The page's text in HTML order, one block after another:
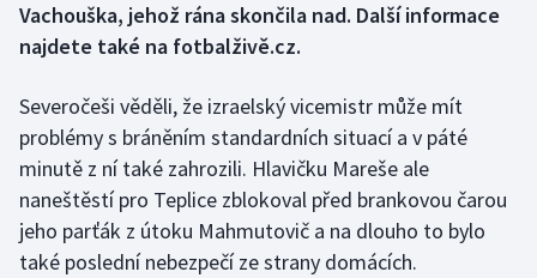
Jezdectví
Krasobruslení
Lezení
Lyže a snowboard
Vachouška, jehož rána skončila nad. Další informace
najdete také na fotbalživě.cz.
Severočeši věděli, že izraelský vicemistr může mít
problémy s bráněním standardních situací a v páté
minutě z ní také zahrozili. Hlavičku Mareše ale
naneštěstí pro Teplice zblokoval před brankovou čarou
jeho parťák z útoku Mahmutovič a na dlouho to bylo
také poslední nebezpečí ze strany domácích.